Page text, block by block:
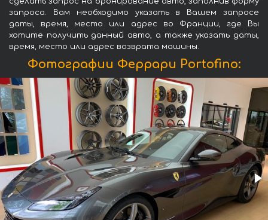
запроса. Вам необходимо указать в Вашем запросе
даты, время, место или адрес во Франции, где Вы
хотите получить данный авто, а также указать даты,
время, место или адрес возврата машины.
Фотографии Феррари Portofino: